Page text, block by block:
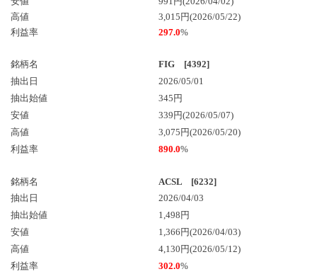
高値
3,015円(2026/05/22)
利益率
297.0%
銘柄名
FIG [4392]
抽出日
2026/05/01
抽出始値
345円
安値
339円(2026/05/07)
高値
3,075円(2026/05/20)
利益率
890.0%
銘柄名
ACSL [6232]
抽出日
2026/04/03
抽出始値
1,498円
安値
1,366円(2026/04/03)
高値
4,130円(2026/05/12)
利益率
302.0%